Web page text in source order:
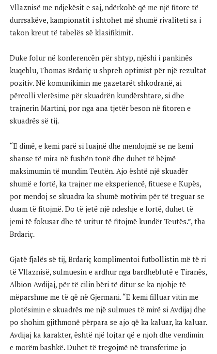
Vllaznisë me ndjekësit e saj, ndërkohë që me një fitore të
durrsakëve, kampionatit i shtohet më shumë rivaliteti sa i
takon kreut të tabelës së klasifikimit.
Duke folur në konferencën për shtyp, njëshi i pankinës
kuqeblu, Thomas Brdariç u shpreh optimist për një rezultat
pozitiv. Në komunikimin me gazetarët shkodranë, ai
përcolli vlerësime për skuadrën kundërshtare, si dhe
trajnerin Martini, por nga ana tjetër beson në fitoren e
skuadrës së tij.
“E dimë, e kemi parë si luajnë dhe mendojmë se ne kemi
shanse të mira në fushën tonë dhe duhet të bëjmë
maksimumin të mundim Teutën. Ajo është një skuadër
shumë e fortë, ka trajner me eksperiencë, fituese e Kupës,
por mendoj se skuadra ka shumë motivim për të treguar se
duam të fitojmë. Do të jetë një ndeshje e fortë, duhet të
jemi të fokusar dhe të uritur të fitojmë kundër Teutës.”, tha
Brdariç.
Gjatë fjalës së tij, Brdariç komplimentoi futbollistin më të ri
të Vllaznisë, sulmuesin e ardhur nga bardheblutë e Tiranës,
Albion Avdijaj, për të cilin bëri të ditur se ka njohje të
mëparshme me të që në Gjermani. “E kemi filluar vitin me
plotësimin e skuadrës me një sulmues të mirë si Avdijaj dhe
po shohim gjithmonë përpara se ajo që ka kaluar, ka kaluar.
Avdijaj ka karakter, është një lojtar që e njoh dhe vendimin
e morëm bashkë. Duhet të tregojmë në transferime jo